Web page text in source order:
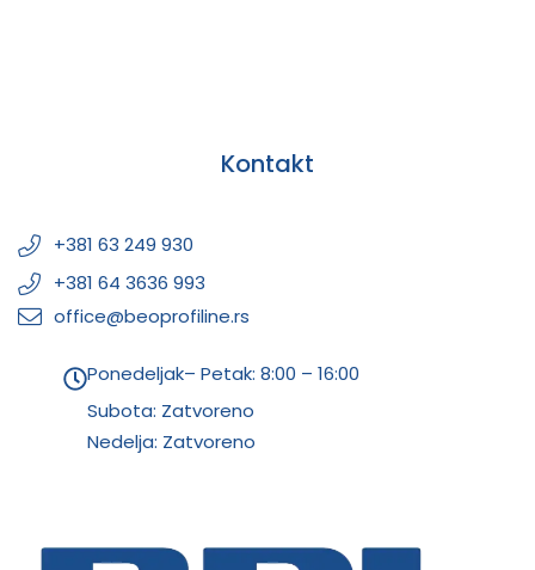
Kontakt
+381 63 249 930
+381 64 3636 993
office@beoprofiline.rs
Ponedeljak– Petak: 8:00 – 16:00
Subota: Zatvoreno
Nedelja: Zatvoreno